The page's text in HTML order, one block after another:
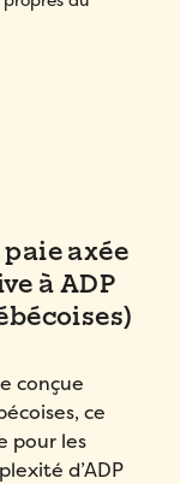
axée
à ADP
conçue
ce
pour les
d’ADP